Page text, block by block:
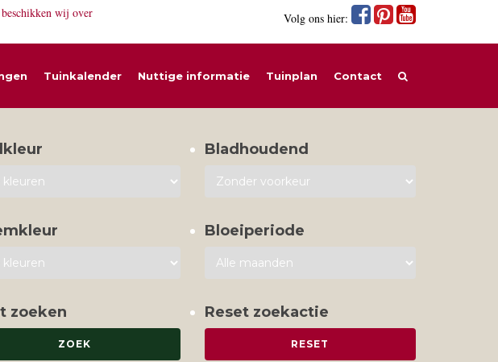
wij over
Volg ons hier:
Tuinkalender Nuttige informatie Tuinplan Contact
Bladhoudend
Bloeiperiode
zoeken Reset zoekactie